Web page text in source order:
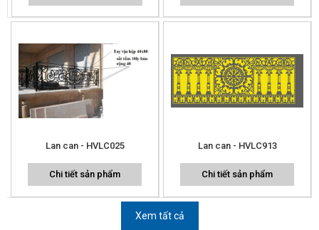
Lan can - HVLC025
Chi tiết sản phẩm
Lan can - HVLC913
Chi tiết sản phẩm
Xem tất cả